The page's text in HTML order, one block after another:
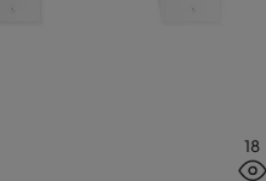
18